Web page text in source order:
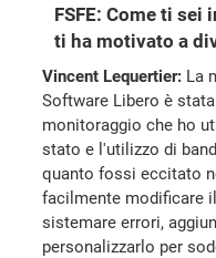
FSFE: Come ti sei
ti ha motivato a
Vincent Lequertier: La
Software Libero è
monitoraggio che ho
stato e l'utilizzo di
quanto fossi eccitato
facilmente modificare
sistemare errori,
personalizzarlo per